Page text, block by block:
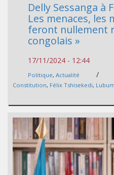
Delly Sessanga à
Les menaces, les
feront nullement
congolais »
17/11/2024 - 12:44
Politique, Actualité /
Constitution, Félix Tshisekedi,